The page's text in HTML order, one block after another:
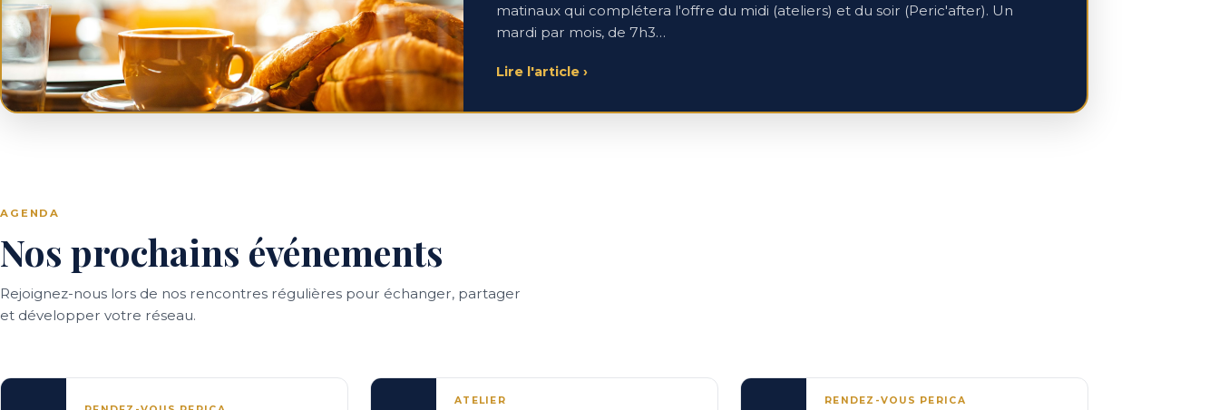
matinaux qui complétera l'offre du midi (ateliers) et du soir (Peric'after). Un
mardi par mois, de 7h3…
Lire l'article ›
AGENDA
Nos prochains événements
Rejoignez-nous lors de nos rencontres régulières pour échanger, partager
et développer votre réseau.
ATELIER RENDEZ-VOUS PERICA